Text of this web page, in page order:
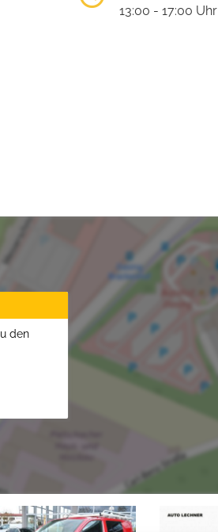
13:00 - 17:00 Uhr
den